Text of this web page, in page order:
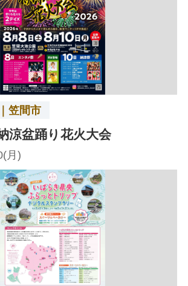
笠間市
涼盆踊り花火大会
月)